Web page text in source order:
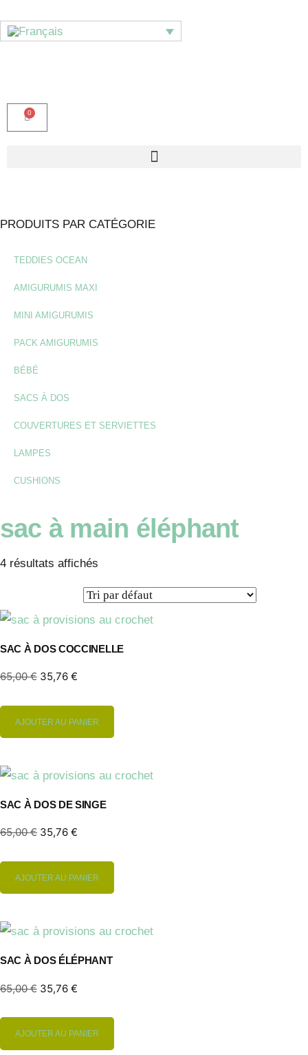
0
PRODUITS PAR CATÉGORIE
TEDDIES OCEAN
AMIGURUMIS MAXI
MINI AMIGURUMIS
PACK AMIGURUMIS
BÉBÉ
SACS À DOS
COUVERTURES ET SERVIETTES
LAMPES
CUSHIONS
sac à main éléphant
4 résultats affichés
SAC À DOS COCCINELLE
65,00€ 35,76 €
AJOUTER AU PANIER
SAC À DOS DE SINGE
65,00€ 35,76 €
AJOUTER AU PANIER
SAC À DOS ÉLÉPHANT
65,00€ 35,76 €
AJOUTER AU PANIER